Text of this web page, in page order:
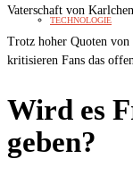
TECHNOLOGIE
Vaterschaft von
Trotz hoher Quoten
kritisieren Fans das
Wird es
geben?